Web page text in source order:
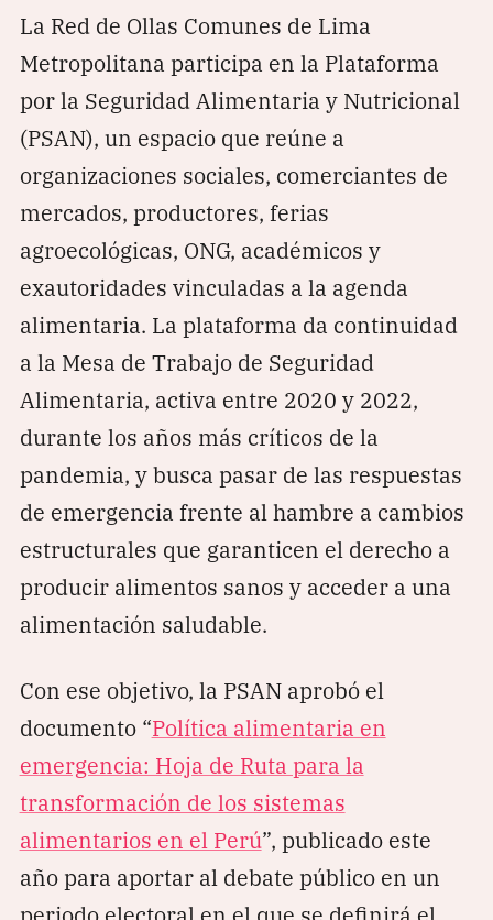
La Red de Ollas Comunes de Lima
Metropolitana participa en la Plataforma
por la Seguridad Alimentaria y Nutricional
(PSAN), un espacio que reúne a
organizaciones sociales, comerciantes de
mercados, productores, ferias
agroecológicas, ONG, académicos y
exautoridades vinculadas a la agenda
alimentaria. La plataforma da continuidad
a la Mesa de Trabajo de Seguridad
Alimentaria, activa entre 2020 y 2022,
durante los años más críticos de la
pandemia, y busca pasar de las respuestas
de emergencia frente al hambre a cambios
estructurales que garanticen el derecho a
producir alimentos sanos y acceder a una
alimentación saludable.
Con ese objetivo, la PSAN aprobó el
documento “Política alimentaria en
emergencia: Hoja de Ruta para la
transformación de los sistemas
alimentarios en el Perú”, publicado este
año para aportar al debate público en un